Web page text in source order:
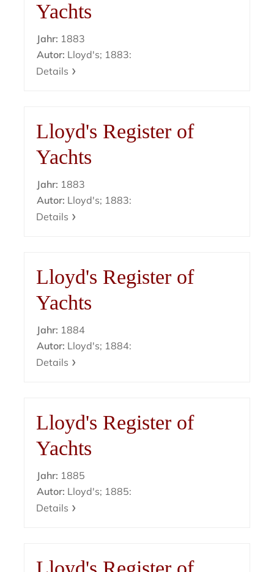
Yachts
Jahr: 1883
Autor: Lloyd's; 1883:
Details
Lloyd's Register of
Yachts
Jahr: 1883
Autor: Lloyd's; 1883:
Details
Lloyd's Register of
Yachts
Jahr: 1884
Autor: Lloyd's; 1884:
Details
Lloyd's Register of
Yachts
Jahr: 1885
Autor: Lloyd's; 1885:
Details